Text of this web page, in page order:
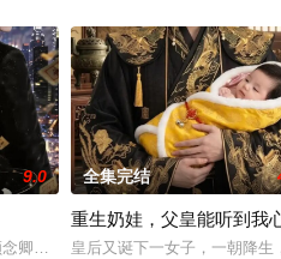
沈怀霜被迫与陆政霆领证结
9.0
卿自幼在玄门修习，身为上古凌虚尊
全集完结
重生奶娃，父皇能听到我
皇后又诞下一女子，一朝降